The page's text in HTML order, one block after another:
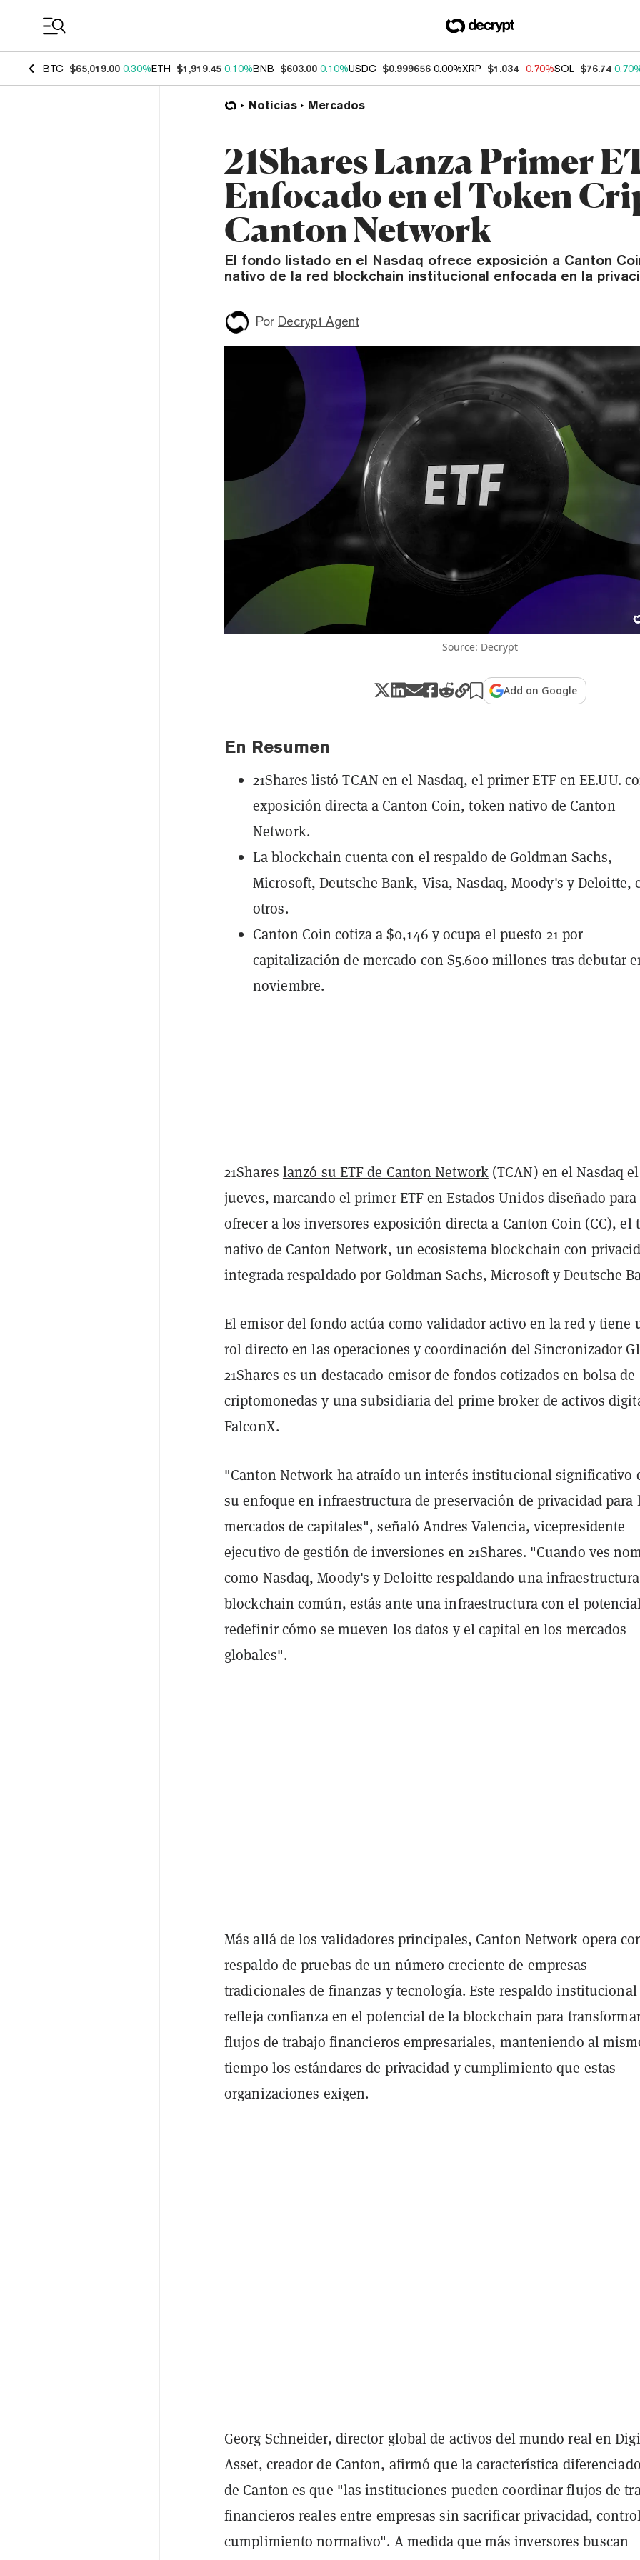
BTC $65,019.00 0.30%ETH $1,919.45 0.10%BNB $603.00 0.10%USDC $0.999656 0.00%XRP $1.034 -0.70%SOL $76.74
Noticias Mercados
21Shares Lanza Primer
Enfocado en el Token
Canton Network
El fondo listado en el Nasdaq ofrece exposición a Canton
nativo de la red blockchain institucional enfocada en la
Por Decrypt Agent
Source: Decrypt
Add on Google
En Resumen
21Shares listó TCAN en el Nasdaq, el primer ETF en EE.UU.
exposición directa a Canton Coin, token nativo de Canton
Network.
La blockchain cuenta con el respaldo de Goldman Sachs,
Microsoft, Deutsche Bank, Visa, Nasdaq, Moody's y Deloitte,
otros.
Canton Coin cotiza a $0,146 y ocupa el puesto 21 por
capitalización de mercado con $5.600 millones tras debutar
noviembre.
21Shares lanzó su ETF de Canton Network(TCAN) en el Nasdaq el
jueves, marcando el primer ETF en Estados Unidos diseñado para
ofrecer a los inversores exposición directa a Canton Coin (CC), el
nativo de Canton Network, un ecosistema blockchain con
integrada respaldado por Goldman Sachs, Microsoft y Deutsche
El emisor del fondo actúa como validador activo en la red y tiene
rol directo en las operaciones y coordinación del Sincronizador
21Shares es un destacado emisor de fondos cotizados en bolsa de
criptomonedas y una subsidiaria del prime broker de activos
FalconX.
"Canton Network ha atraído un interés institucional significativo
su enfoque en infraestructura de preservación de privacidad para
mercados de capitales", señaló Andres Valencia, vicepresidente
ejecutivo de gestión de inversiones en 21Shares. "Cuando ves
como Nasdaq, Moody's y Deloitte respaldando una infraestructura
blockchain común, estás ante una infraestructura con el
redefinir cómo se mueven los datos y el capital en los mercados
globales".
Más allá de los validadores principales, Canton Network opera
respaldo de pruebas de un número creciente de empresas
tradicionales de finanzas y tecnología. Este respaldo institucional
refleja confianza en el potencial de la blockchain para
flujos de trabajo financieros empresariales, manteniendo al
tiempo los estándares de privacidad y cumplimiento que estas
organizaciones exigen.
Georg Schneider, director global de activos del mundo real en
Asset, creador de Canton, afirmó que la característica
de Canton es que "las instituciones pueden coordinar flujos de
financieros reales entre empresas sin sacrificar privacidad,
cumplimiento normativo". A medida que más inversores buscan